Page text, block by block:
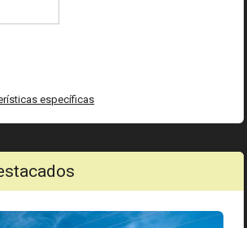
específicas